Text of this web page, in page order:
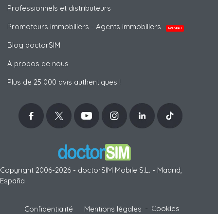
Professionnels et distributeurs
Promoteurs immobiliers - Agents immobiliers
NOUVEAU
Blog doctorSIM
À propos de nous
Plus de 25 000 avis authentiques !
Copyright 2006-2026 - doctorSIM Mobile S.L. - Madrid,
España
Confidentialité Mentions légales Cookies